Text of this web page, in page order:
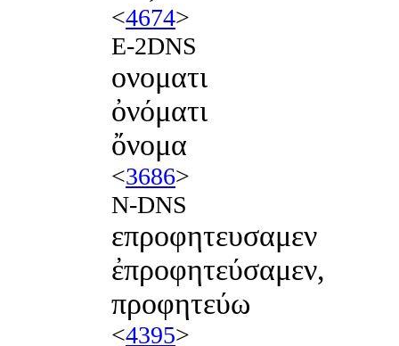
<4674>
E-2DNS
ονοματι
ὀνόματι
ὄνομα
<3686>
N-DNS
επροφητευσαμεν
ἐπροφητεύσαμεν,
προφητεύω
<4395>